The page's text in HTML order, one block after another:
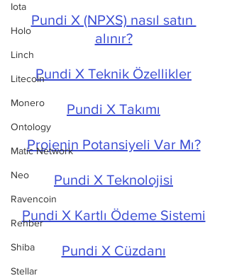
Iota
Holo
Linch
Litecoin
Monero
Ontology
Matic Network
Neo
Ravencoin
Rehber
Shiba
Stellar
Pundi X (NPXS) nasıl satın
alınır?
Pundi X Teknik Özellikler
Pundi X Takımı
Projenin Potansiyeli Var Mı?
Pundi X Teknolojisi
Pundi X Kartlı Ödeme Sistemi
Pundi X Cüzdanı